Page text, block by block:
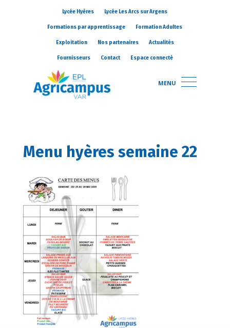
Lycée Hyères Lycée Les Arcs sur Argens
Formations par apprentissage Formation Adultes
Exploitation Nos partenaires Actualités
Fournisseurs Contact Espace connecté
MENU
Menu hyères semaine 22